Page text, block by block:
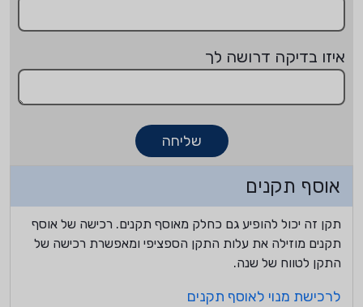
איזו בדיקה דרושה לך
שליחה
אוסף תקנים
תקן זה יכול להופיע גם כחלק מאוסף תקנים. רכישה של אוסף
תקנים מוזילה את עלות התקן הספציפי ומאפשרת רכישה של
התקן לטווח של שנה.
לרכישת מנוי לאוסף תקנים